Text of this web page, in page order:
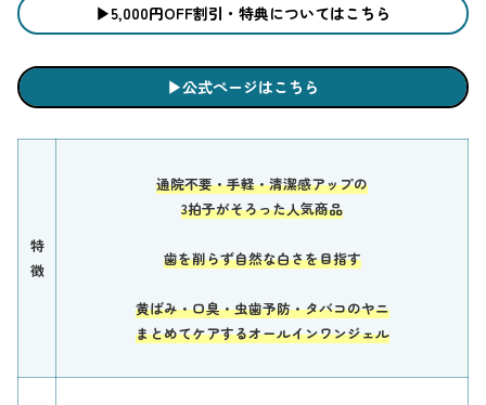
▶︎5,000円OFF割引・特典についてはこちら
▶︎公式ページはこちら
特
徴
通院不要・手軽・清潔感アップの
3拍子がそろった人気商品
歯を削らず自然な白さを目指す
黄ばみ・口臭・虫歯予防・タバコのヤニ
まとめてケアするオールインワンジェル